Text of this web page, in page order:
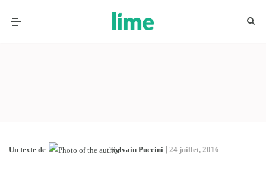
Un texte de Sylvain Puccini 24 juillet, 2016